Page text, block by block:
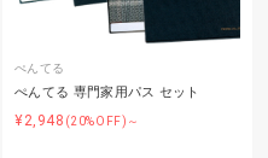
ぺんてる
ぺんてる 専門家用パス セット
¥2,948 (20%OFF)～